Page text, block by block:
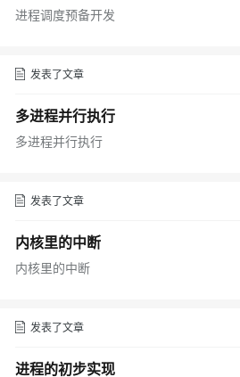
进程调度预备开发
发表了文章
多进程并行执行
多进程并行执行
发表了文章
内核里的中断
内核里的中断
发表了文章
进程的初步实现